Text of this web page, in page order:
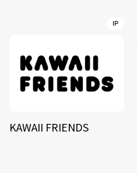
IP
KAWAII FRIENDS